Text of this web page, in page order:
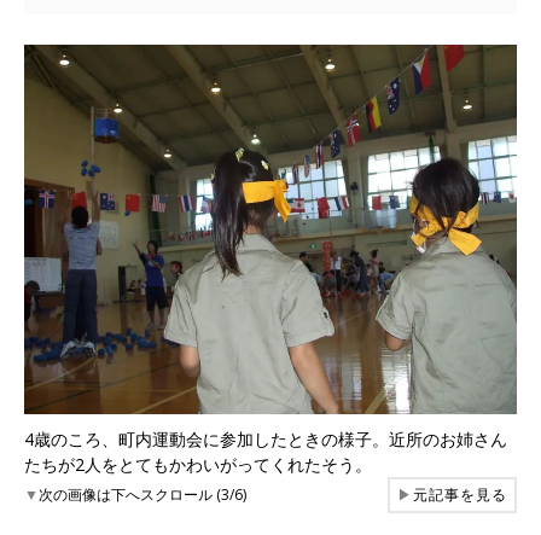
4歳のころ、町内運動会に参加したときの様子。近所のお姉さん
たちが2人をとてもかわいがってくれたそう。
▼次の画像は下へスクロール (3/6) ▶元記事を見る